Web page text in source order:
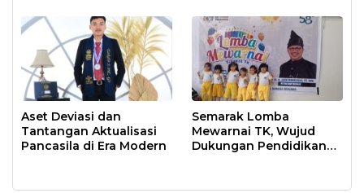
Aset Deviasi dan
Tantangan Aktualisasi
Pancasila di Era Modern
Semarak Lomba
Mewarnai TK, Wujud
Dukungan Pendidikan